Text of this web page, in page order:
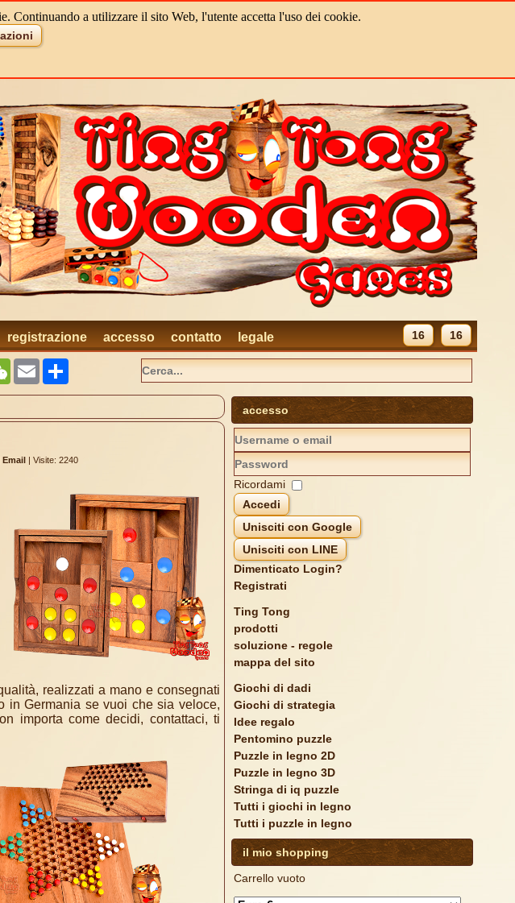
Continuando a utilizzare il sito Web, l'utente accetta l'uso dei cookie.
16 16
registrazione accesso contatto legale
WeChatEmail
Email Visite: 2240
realizzati a mano e consegnati
in Germania se vuoi che sia veloce,
importa come decidi, contattaci, ti
accesso
Ricordami
Accedi
Unisciti con Google
Unisciti con LINE
Dimenticato Login?
Registrati
Ting Tong
prodotti
soluzione - regole
mappa del sito
Giochi di dadi
Giochi di strategia
Idee regalo
Pentomino puzzle
Puzzle in legno 2D
Puzzle in legno 3D
Stringa di iq puzzle
Tutti i giochi in legno
Tutti i puzzle in legno
il mio shopping
Carrello vuoto